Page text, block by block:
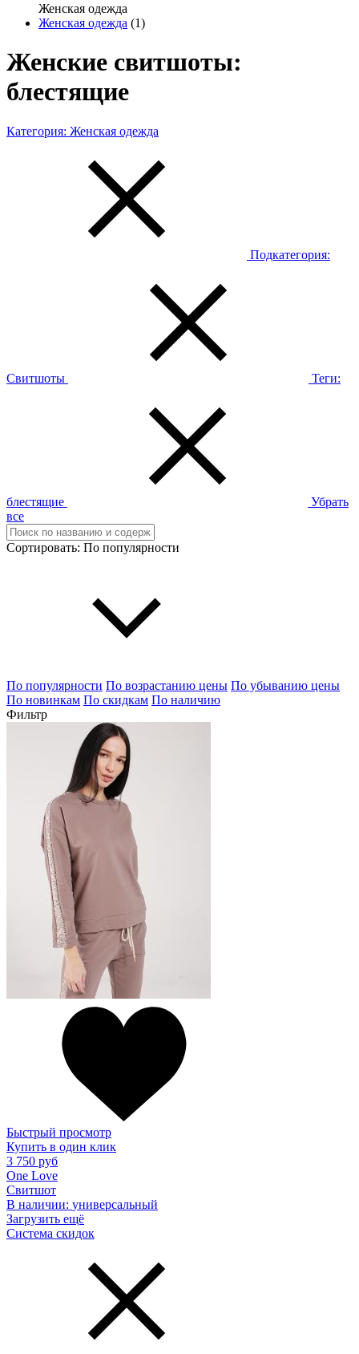
Женская одежда
Женская одежда (1)
Женские свитшоты:
блестящие
Категория: Женская одежда
Подкатегория:
Свитшоты Теги:
блестящие
Убрать
все
Сортировать: По популярности
По популярности По возрастанию цены По убыванию цены
По новинкам По скидкам По наличию
Фильтр
Быстрый просмотр
Купить в один клик
3 750 руб
One Love
Свитшот
В наличии: универсальный
Загрузить ещё
Система скидок